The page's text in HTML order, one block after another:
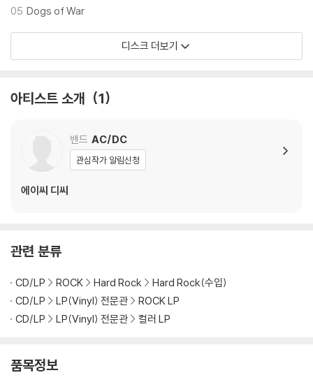
가능합니다.
2) 재생 음역의 왜곡을 최소화 하고 반복 재생시에도 최대한 일관되게 유
지되도록 디스크 센터 홀 구경이 작게 제작되는 경우가 있습니다. 턴테이
3) 디스크에 미세한 잔 흠집이 남아있거나 인쇄 면이 깨끗하지 않은 경우
불량으로 인한 반품/교환이 가능합니다
※ 컬러 디스크
아래에 해당하는 경우는 불량이 아니므로 개봉 후 반품/교환이 불가합니
있습니다.
등이 발생할 수 있습니다.
※ 반품/교환 안내
다.
05 Dogs of War
디스크 더보기
아티스트 소개 1
밴드 AC/DC
관심작가 알림신청
에이씨 디씨
관련 분류
CD/LP ROCK Hard Rock
Hard Rock(수입)
CD/LP
LP(Vinyl) 전문관
ROCK LP
CD/LP
LP(Vinyl) 전문관 컬러 LP
품목정보